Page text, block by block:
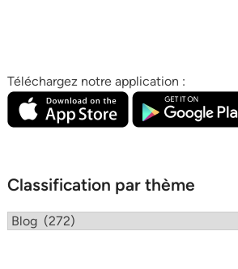
Téléchargez notre application :
Classification par thème
Classification